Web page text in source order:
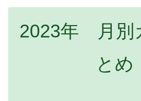
2023年 月別
とめ